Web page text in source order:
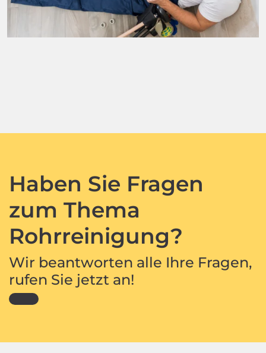
Haben Sie Fragen
zum Thema
Rohrreinigung?
Wir beantworten alle Ihre Fragen,
rufen Sie jetzt an!